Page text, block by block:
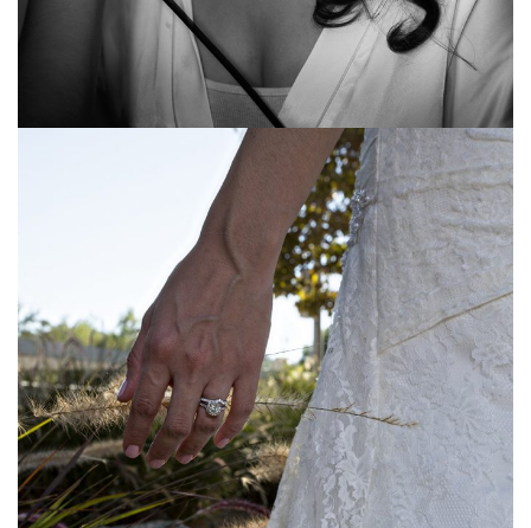
WEDDINGGALLERY16